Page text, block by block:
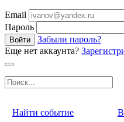
Email
Пароль
Войти
Забыли пароль?
Еще нет аккаунта?
Найти событие